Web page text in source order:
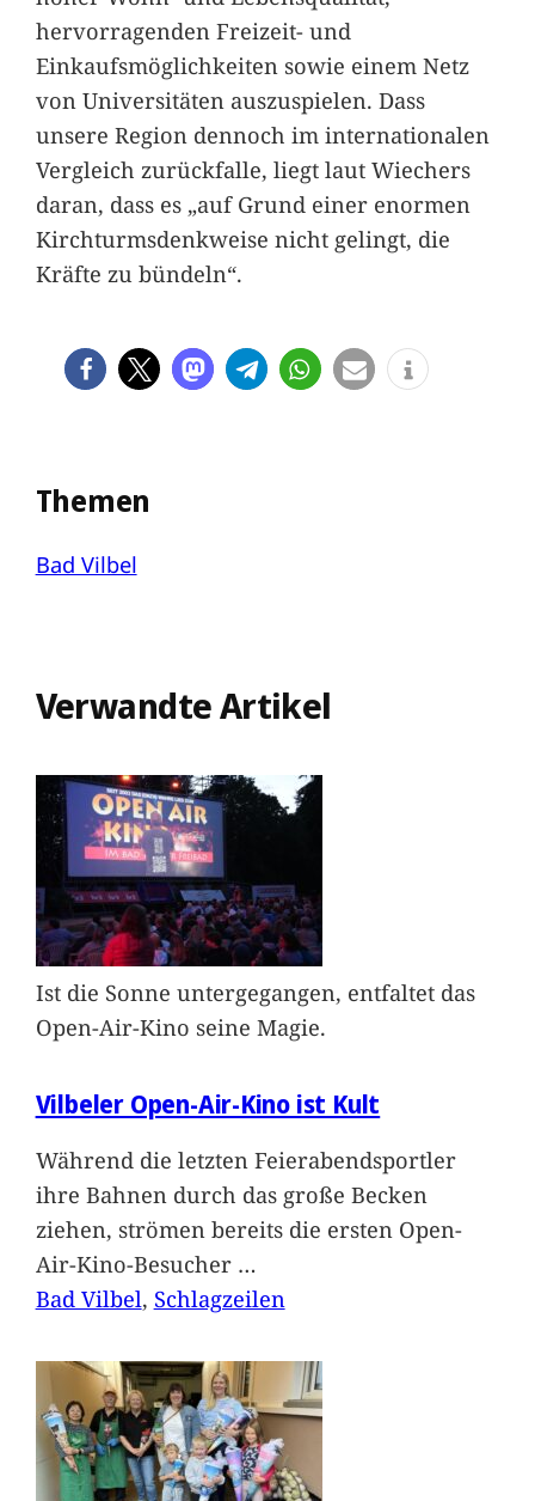
hervorragenden Freizeit- und
Einkaufsmöglichkeiten sowie einem Netz
von Universitäten auszuspielen. Dass
unsere Region dennoch im internationalen
Vergleich zurückfalle, liegt laut Wiechers
daran, dass es „auf Grund einer enormen
Kirchturmsdenkweise nicht gelingt, die
Kräfte zu bündeln“.
Themen
Bad Vilbel
Verwandte Artikel
Ist die Sonne untergegangen, entfaltet das
Open-Air-Kino seine Magie.
Vilbeler Open-Air-Kino ist Kult
Während die letzten Feierabendsportler
ihre Bahnen durch das große Becken
ziehen, strömen bereits die ersten Open-
Air-Kino-Besucher …
Bad Vilbel, Schlagzeilen